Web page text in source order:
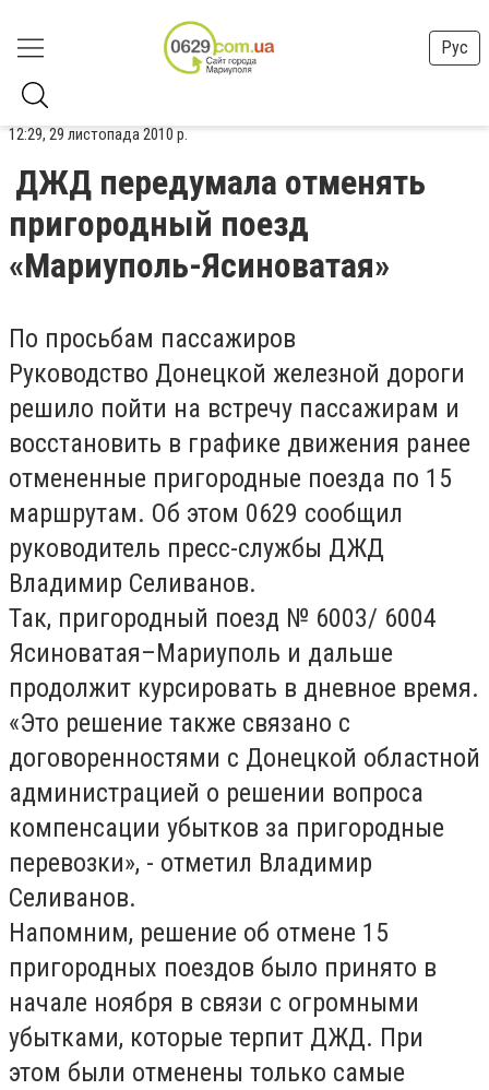
Рус
12:29, 29 листопада 2010 р.
ДЖД передумала отменять
пригородный поезд
«Мариуполь-Ясиноватая»
По просьбам пассажиров
Руководство Донецкой железной дороги
решило пойти на встречу пассажирам и
восстановить в графике движения ранее
отмененные пригородные поезда по 15
маршрутам. Об этом 0629 сообщил
руководитель пресс-службы ДЖД
Владимир Селиванов.
Так, пригородный поезд № 6003/ 6004
Ясиноватая–Мариуполь и дальше
продолжит курсировать в дневное время.
«Это решение также связано с
договоренностями с Донецкой областной
администрацией о решении вопроса
компенсации убытков за пригородные
перевозки», - отметил Владимир
Селиванов.
Напомним, решение об отмене 15
пригородных поездов было принято в
начале ноября в связи с огромными
убытками, которые терпит ДЖД. При
этом были отменены только самые